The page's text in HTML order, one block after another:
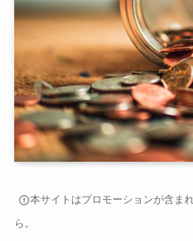
本サイトはプロモーションが含ま
ら。